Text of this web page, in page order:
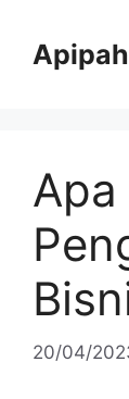
20/04/